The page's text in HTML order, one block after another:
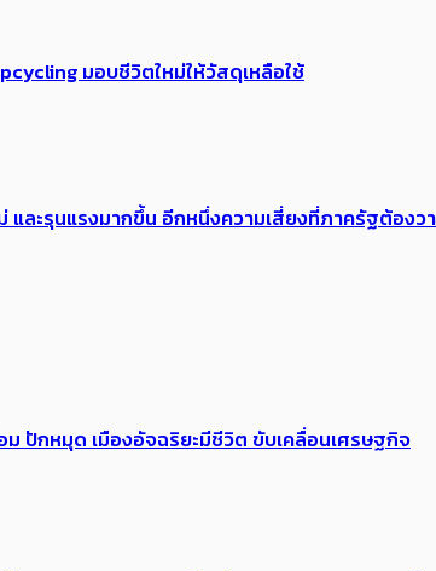
มอบชีวิตใหม่ให้วัสดุเหลือใช้
ละรุนแรงมากขึ้น อีกหนึ่งความเสี่ยงที่ภาครัฐต้อง
ม ปักหมุด เมืองอัจฉริยะมีชีวิต ขับเคลื่อนเศรษฐกิจ